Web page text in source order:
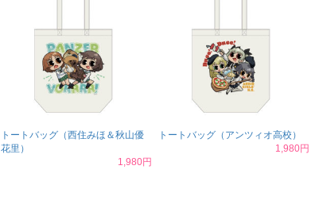
トートバッグ（西住みほ＆秋山優
花里）
1,980円
トートバッグ（アンツィオ高校）
1,980円